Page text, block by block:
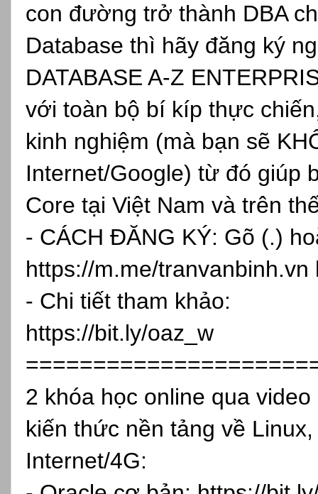
con đường trở thành DBA
Database thì hãy đăng ký
DATABASE A-Z
với toàn bộ bí kíp thực
kinh nghiệm (mà bạn sẽ
Internet/Google) từ đó giúp
Core tại Việt Nam và trên
- CÁCH ĐĂNG KÝ: Gõ (.)
https://m.me/tranvanbinh.vn
- Chi tiết tham khảo:
https://bit.ly/oaz_w
2 khóa học online qua
kiến thức nền tảng về
Internet/4G: